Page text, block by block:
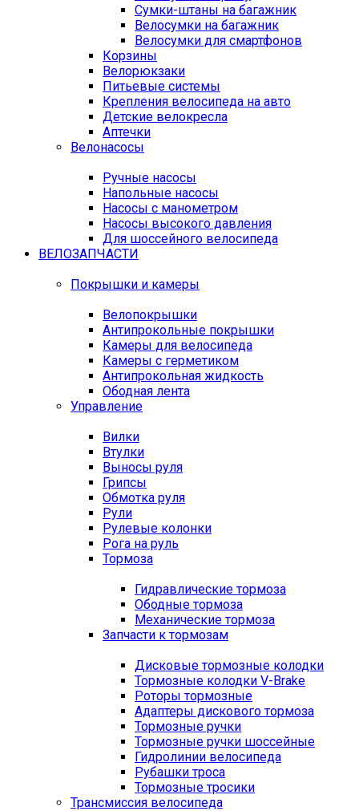
Сумки-штаны на багажник
Велосумки на багажник
Велосумки для смартфонов
Корзины
Велорюкзаки
Питьевые системы
Крепления велосипеда на авто
Детские велокресла
Аптечки
Велонасосы
Ручные насосы
Напольные насосы
Насосы с манометром
Насосы высокого давления
Для шоссейного велосипеда
ВЕЛОЗАПЧАСТИ
Покрышки и камеры
Велопокрышки
Антипрокольные покрышки
Камеры для велосипеда
Камеры с герметиком
Антипрокольная жидкость
Ободная лента
Управление
Вилки
Втулки
Выносы руля
Грипсы
Обмотка руля
Рули
Рулевые колонки
Рога на руль
Тормоза
Гидравлические тормоза
Ободные тормоза
Механические тормоза
Запчасти к тормозам
Дисковые тормозные колодки
Тормозные колодки V-Brake
Роторы тормозные
Адаптеры дискового тормоза
Тормозные ручки
Тормозные ручки шоссейные
Гидролинии велосипеда
Рубашки троса
Тормозные тросики
Трансмиссия велосипеда